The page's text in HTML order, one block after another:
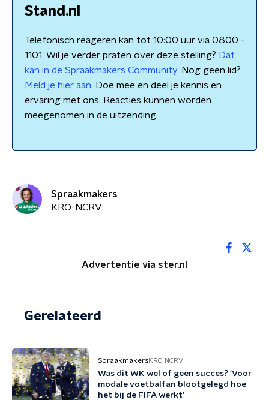
Stand.nl
Telefonisch reageren kan tot 10:00 uur via 0800 -
1101. Wil je verder praten over deze stelling? Dat
kan in de Spraakmakers Community. Nog geen lid?
Meld je hier aan. Doe mee en deel je kennis en
ervaring met ons. Reacties kunnen worden
meegenomen in de uitzending.
Spraakmakers
KRO-NCRV
Advertentie via ster.nl
Gerelateerd
SpraakmakersKRO-NCRV
Was dit WK wel of geen succes? 'Voor
modale voetbalfan blootgelegd hoe
het bij de FIFA werkt'